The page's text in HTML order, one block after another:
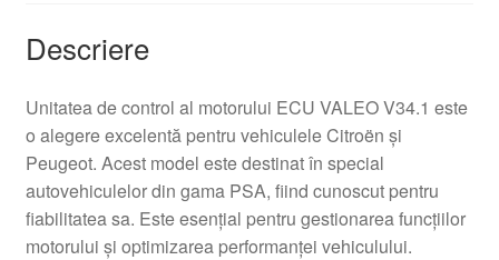
Descriere
Unitatea de control al motorului ECU VALEO V34.1 este
o alegere excelentă pentru vehiculele Citroën și
Peugeot. Acest model este destinat în special
autovehiculelor din gama PSA, fiind cunoscut pentru
fiabilitatea sa. Este esențial pentru gestionarea funcțiilor
motorului și optimizarea performanței vehiculului.